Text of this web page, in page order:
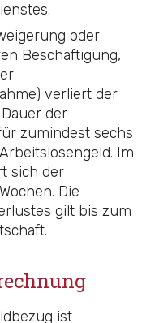
oder
Beschäftigung,
verliert der
der
zumindest sechs
Im
sich der
Die
gilt bis zum
ist